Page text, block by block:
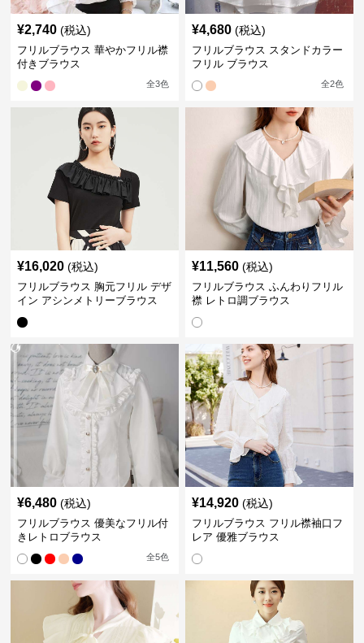
¥2,740 (税込)
フリルブラウス 華やかフリル襟
付きブラウス
全3色
¥4,680 (税込)
フリルブラウス スタンドカラー
フリル ブラウス
全2色
¥16,020 (税込)
フリルブラウス 胸元フリル デザ
イン アシンメトリーブラウス
¥11,560 (税込)
フリルブラウス ふんわりフリル
襟 レトロ調ブラウス
¥6,480 (税込)
フリルブラウス 優美なフリル付
きレトロブラウス
全5色
¥14,920 (税込)
フリルブラウス フリル襟袖口フ
レア 優雅ブラウス